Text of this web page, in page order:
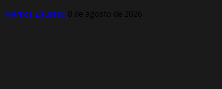
Markos Zaurelio 8 de agosto de 2026